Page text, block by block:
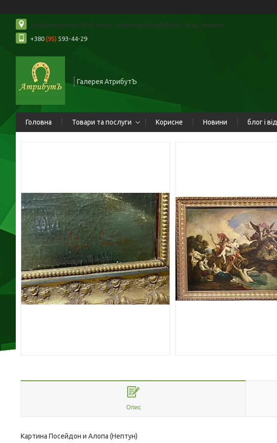
ул.Шелковичная 30-А, email : atribut-gallery@ukr.net, Київ, Україна
+380 (95) 593-44-29
Галерея АтрибутЪ
Головна Товари та послуги Корисне Новини блог і
Опис
Картина Посейдон и Алопа (Нептун)